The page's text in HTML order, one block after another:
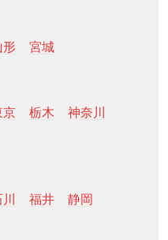
形 宮城
京 栃木
神奈川
福井 静岡